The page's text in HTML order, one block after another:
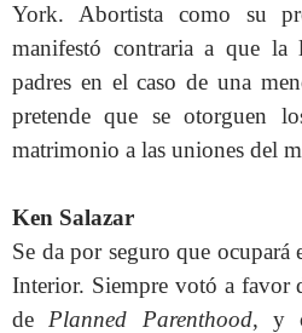
York. Abortista como su
manifestó contraria a que
padres en el caso de una
pretende que se otorguen
matrimonio a las uniones del
Ken Salazar
Se da por seguro que ocupará
Interior. Siempre votó a favor
de Planned Parenthood, y